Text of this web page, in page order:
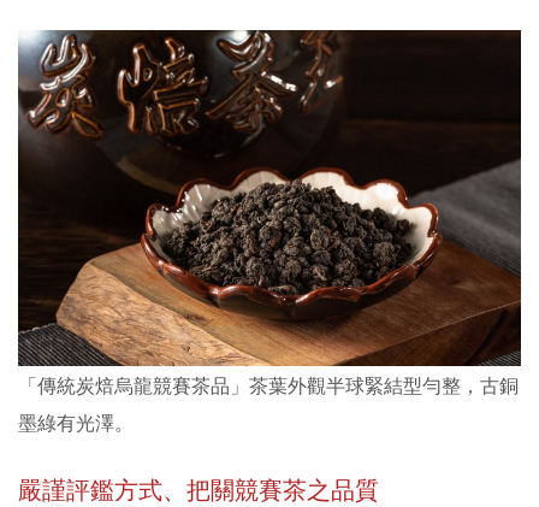
「傳統炭焙烏龍競賽茶品」茶葉外觀半球緊結型勻整，古銅
墨綠有光澤。
嚴謹評鑑方式、把關競賽茶之品質